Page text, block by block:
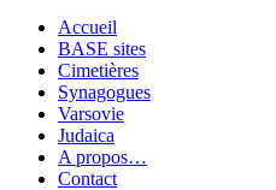
Accueil
BASE sites
Cimetières
Synagogues
Varsovie
Judaica
A propos…
Contact